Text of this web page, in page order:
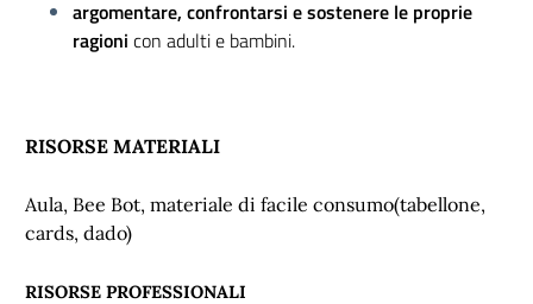
argomentare, confrontarsi e sostenere le proprie
ragioni con adulti e bambini.
RISORSE MATERIALI
Aula, Bee Bot, materiale di facile consumo(tabellone,
cards, dado)
RISORSE PROFESSIONALI